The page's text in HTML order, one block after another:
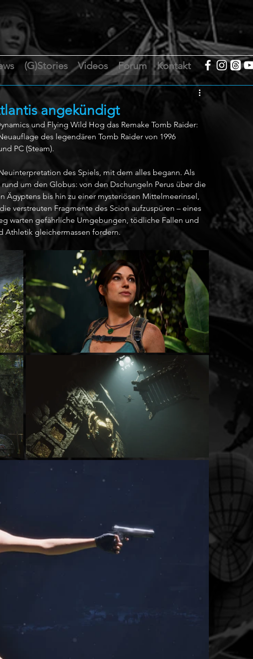
(G)Stories Videos Forum Kontakt
angekündigt
und Flying Wild Hog das Remake Tomb Raider:
des legendären Tomb Raider von 1996
PC (Steam).
des Spiels, mit dem alles begann. Als
um den Globus: von den Dschungeln Perus über die
Ägyptens bis hin zu einer mysteriösen Mittelmeerinsel,
verstreuten Fragmente des Scion aufzuspüren – eines
warten gefährliche Umgebungen, tödliche Fallen und
Athletik gleichermassen fordern.